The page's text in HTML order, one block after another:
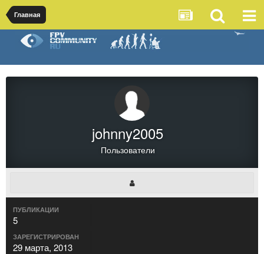
Главная
johnny2005
Пользователи
ПУБЛИКАЦИИ
5
ЗАРЕГИСТРИРОВАН
29 марта, 2013